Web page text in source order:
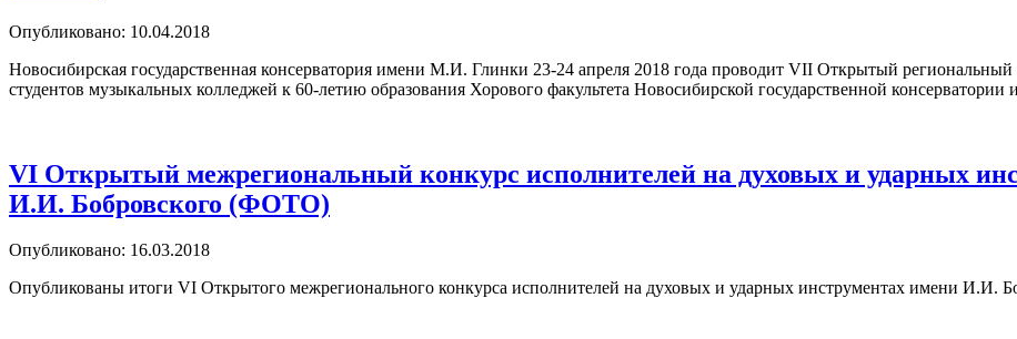
Опубликовано: 10.04.2018
Новосибирская государственная консерватория имени М.И. Глинки 23-24 апреля 2018 года проводит VII Открытый
студентов музыкальных колледжей к 60-летию образования Хорового факультета Новосибирской государственной
VI Открытый межрегиональный конкурс исполнителей на духовых и ударных
И.И. Бобровского (ФОТО)
Опубликовано: 16.03.2018
Опубликованы итоги VI Открытого межрегионального конкурса исполнителей на духовых и ударных инструментах имени И.И.